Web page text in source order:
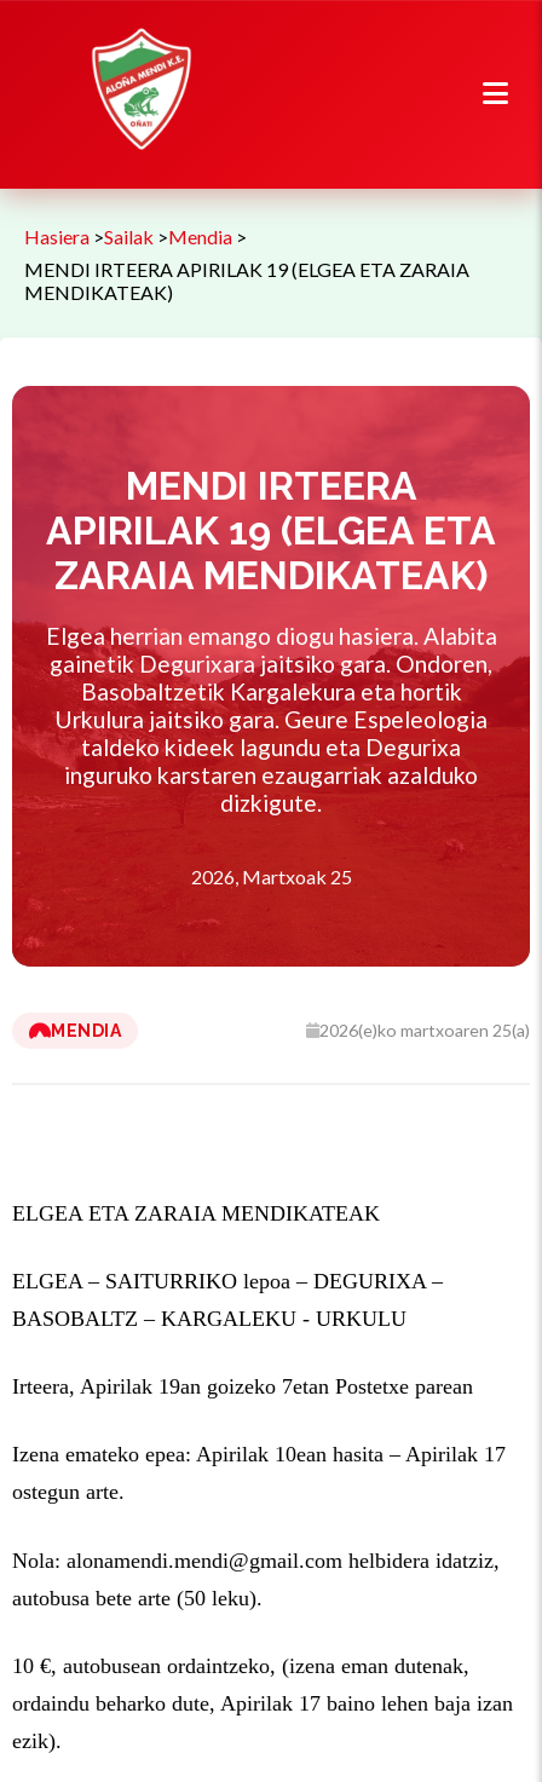
Hasiera >Sailak >Mendia >
MENDI IRTEERA APIRILAK 19 (ELGEA ETA ZARAIA
MENDIKATEAK)
MENDI IRTEERA
APIRILAK 19 (ELGEA ETA
ZARAIA MENDIKATEAK)
Elgea herrian emango diogu hasiera. Alabita
gainetik Degurixara jaitsiko gara. Ondoren,
Basobaltzetik Kargalekura eta hortik
Urkulura jaitsiko gara. Geure Espeleologia
taldeko kideek lagundu eta Degurixa
inguruko karstaren ezaugarriak azalduko
dizkigute.
2026, Martxoak 25
MENDIA 2026(e)ko martxoaren 25(a)
ELGEA ETA ZARAIA MENDIKATEAK
ELGEA – SAITURRIKO lepoa – DEGURIXA –
BASOBALTZ – KARGALEKU - URKULU
Irteera, Apirilak 19an goizeko 7etan Postetxe parean
Izena emateko epea: Apirilak 10ean hasita – Apirilak 17
ostegun arte.
Nola: alonamendi.mendi@gmail.com helbidera idatziz,
autobusa bete arte (50 leku).
10 €, autobusean ordaintzeko, (izena eman dutenak,
ordaindu beharko dute, Apirilak 17 baino lehen baja izan
ezik).